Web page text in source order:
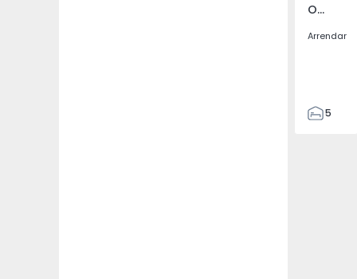
Olivais, Lisboa
Arrendar
5